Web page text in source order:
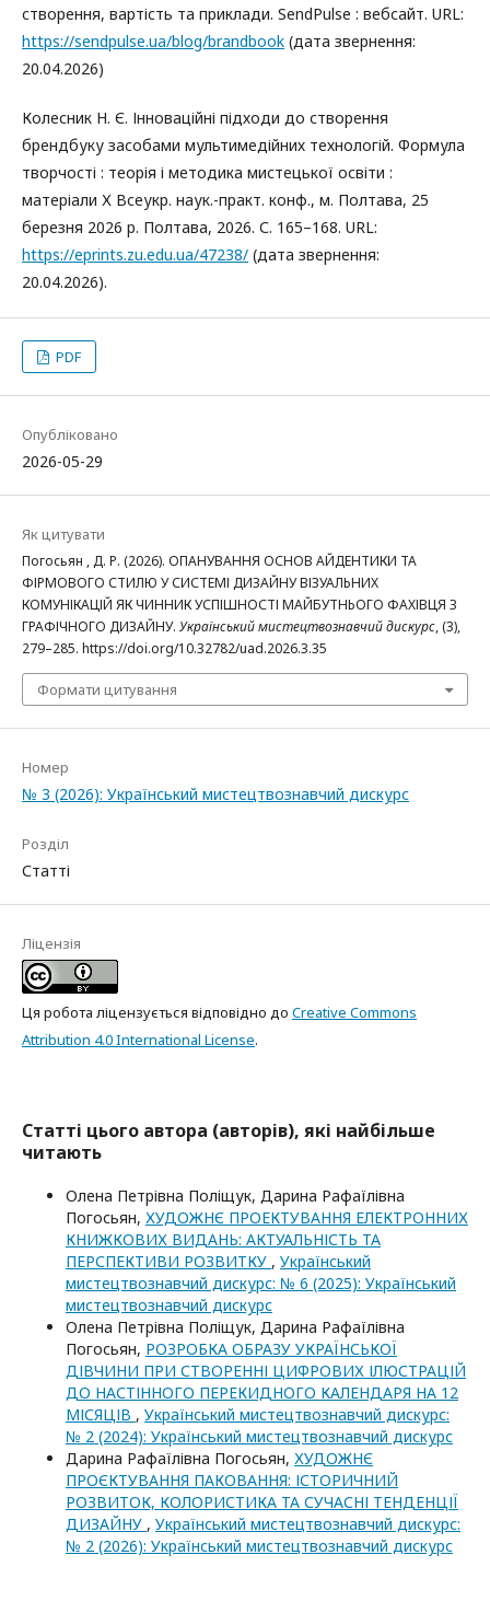
створення, вартість та приклади. SendPulse : вебсайт. URL:
https://sendpulse.ua/blog/brandbook (дата звернення:
20.04.2026)
Колесник Н. Є. Інноваційні підходи до створення
брендбуку засобами мультимедійних технологій. Формула
творчості : теорія і методика мистецької освіти :
матеріали Х Всеукр. наук.-практ. конф., м. Полтава, 25
березня 2026 р. Полтава, 2026. С. 165–168. URL:
https://eprints.zu.edu.ua/47238/ (дата звернення:
20.04.2026).
PDF
Опубліковано
2026-05-29
Як цитувати
Погосьян , Д. Р. (2026). ОПАНУВАННЯ ОСНОВ АЙДЕНТИКИ ТА
ФІРМОВОГО СТИЛЮ У СИСТЕМІ ДИЗАЙНУ ВІЗУАЛЬНИХ
КОМУНІКАЦІЙ ЯК ЧИННИК УСПІШНОСТІ МАЙБУТНЬОГО ФАХІВЦЯ З
ГРАФІЧНОГО ДИЗАЙНУ. Український мистецтвознавчий дискурс, (3),
279–285. https://doi.org/10.32782/uad.2026.3.35
Формати цитування
Номер
№ 3 (2026): Український мистецтвознавчий дискурс
Розділ
Статті
Ліцензія
Ця робота ліцензується відповідно до Creative Commons
Attribution 4.0 International License.
Статті цього автора (авторів), які найбільше
читають
Олена Петрівна Поліщук, Дарина Рафаїлівна
Погосьян, ХУДОЖНЄ ПРОЕКТУВАННЯ ЕЛЕКТРОННИХ
КНИЖКОВИХ ВИДАНЬ: АКТУАЛЬНІСТЬ ТА
ПЕРСПЕКТИВИ РОЗВИТКУ , Український
мистецтвознавчий дискурс: № 6 (2025): Український
мистецтвознавчий дискурс
Олена Петрівна Поліщук, Дарина Рафаїлівна
Погосьян, РОЗРОБКА ОБРАЗУ УКРАЇНСЬКОЇ
ДІВЧИНИ ПРИ СТВОРЕННІ ЦИФРОВИХ ІЛЮСТРАЦІЙ
ДО НАСТІННОГО ПЕРЕКИДНОГО КАЛЕНДАРЯ НА 12
МІСЯЦІВ , Український мистецтвознавчий дискурс:
№ 2 (2024): Український мистецтвознавчий дискурс
Дарина Рафаїлівна Погосьян, ХУДОЖНЄ
ПРОЄКТУВАННЯ ПАКОВАННЯ: ІСТОРИЧНИЙ
РОЗВИТОК, КОЛОРИСТИКА ТА СУЧАСНІ ТЕНДЕНЦІЇ
ДИЗАЙНУ , Український мистецтвознавчий дискурс:
№ 2 (2026): Український мистецтвознавчий дискурс